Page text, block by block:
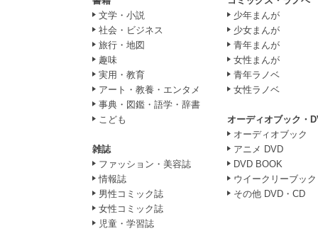
文学・小説
社会・ビジネス
旅行・地図
趣味
実用・教育
アート・教養・エンタメ
事典・図鑑・語学・辞書
こども
雑誌
ファッション・美容誌
情報誌
男性コミック誌
女性コミック誌
児童・学習誌
少年まんが
少女まんが
青年まんが
女性まんが
青年ラノベ
女性ラノベ
オーディオブック・
オーディオブック
アニメ DVD
DVD BOOK
ウイークリーブック
その他 DVD・CD